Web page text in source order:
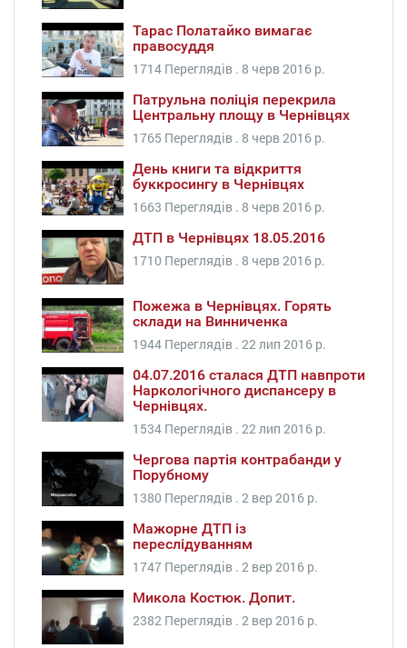
Тарас Полатайко вимагає
правосуддя
1714 Переглядів . 8 черв 2016 р.
Патрульна поліція перекрила
Центральну площу в Чернівцях
1765 Переглядів . 8 черв 2016 р.
День книги та відкриття
буккросингу в Чернівцях
1663 Переглядів . 8 черв 2016 р.
ДТП в Чернівцях 18.05.2016
1710 Переглядів . 8 черв 2016 р.
Пожежа в Чернівцях. Горять
склади на Винниченка
1944 Переглядів . 22 лип 2016 р.
04.07.2016 сталася ДТП навпроти
Наркологічного диспансеру в
Чернівцях.
1534 Переглядів . 22 лип 2016 р.
Чергова партія контрабанди у
Порубному
1380 Переглядів . 2 вер 2016 р.
Мажорне ДТП із
переслідуванням
1747 Переглядів . 2 вер 2016 р.
Микола Костюк. Допит.
2382 Переглядів . 2 вер 2016 р.